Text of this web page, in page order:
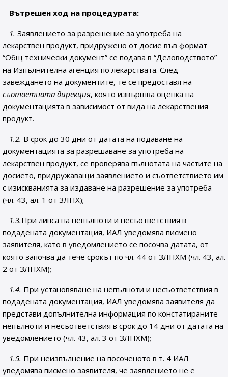
Вътрешен ход на процедурата:
1. Заявлението за разрешение за употреба на
лекарствен продукт, придружено от досие във формат
“Общ технически документ” се подава в “Деловодството”
на Изпълнителна агенция по лекарствата. След
завеждането на документите, те се предоставя на
съответната дирекция, която извършва оценка на
документацията в зависимост от вида на лекарствения
продукт.
1.2. В срок до 30 дни от датата на подаване на
документацията за разрешаване за употреба на
лекарствен продукт, се проверява пълнотата на частите на
досието, придружаващи заявлението и съответствието им
с изискванията за издаване на разрешение за употреба
(чл. 43, ал. 1 от ЗЛПХ);
1.3.При липса на непълноти и несъответствия в
подадената документация, ИАЛ уведомява писмено
заявителя, като в уведомлението се посочва датата, от
която започва да тече срокът по чл. 44 от ЗЛПХМ (чл. 43, ал.
2 от ЗЛПХМ);
1.4. При установяване на непълноти и несъответствия в
подадената документация, ИАЛ уведомява заявителя да
представи допълнителна информация по констатираните
непълноти и несъответствия в срок до 14 дни от датата на
уведомлението (чл. 43, ал. 3 от ЗЛПХМ);
1.5. При неизпълнение на посоченото в т. 4 ИАЛ
уведомява писмено заявителя, че заявлението не е